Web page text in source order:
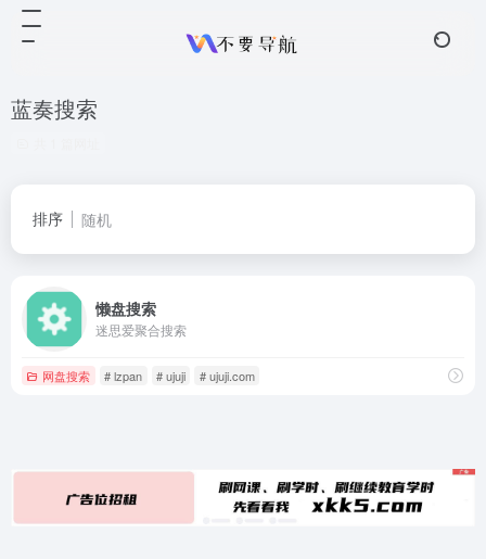
蓝奏搜索
排序 随机
懒盘搜索
迷思爱聚合搜索
网盘搜索 # lzpan # ujuji # ujuji.com